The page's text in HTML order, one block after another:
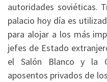
autoridades soviéticas.
palacio hoy día es
para alojar a los más
jefes de Estado
el Salón Blanco y la
aposentos privados de